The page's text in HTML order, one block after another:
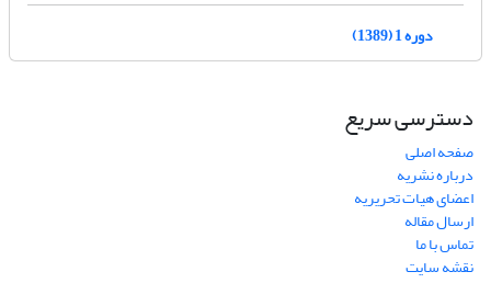
دوره 1 (1389)
دسترسی سریع
صفحه اصلی
درباره نشریه
اعضای هیات تحریریه
ارسال مقاله
تماس با ما
نقشه سایت